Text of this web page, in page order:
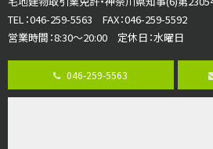
ご家族が集まるLDKは１７．５帖とゆとりある広
第8位
TEL：046-259-5563 FAX：046-259-5592
営業時間：8:30～20:00 定休日：水曜日
046-259-5563